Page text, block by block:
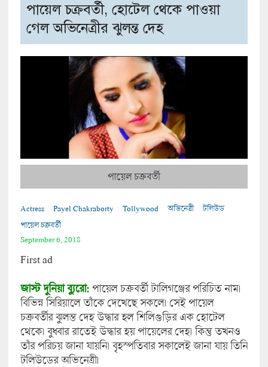
পায়েল চক্রবর্তী, হোটেল থেকে পাওয়া
গেল অভিনেত্রীর ঝুলন্ত দেহ
পায়েল চক্রবর্তী
Actress Payel Chakraborty Tollywood অভিনেত্রী
টলিউড
পায়েল চক্রবর্তী
September 6, 2018
First ad
জাস্ট দুনিয়া ব্যুরো: পায়েল চক্রবর্তী টালিগঞ্জের পরিচিত নাম।
বিভিন্ন সিরিয়ালে তাঁকে দেখেছে সকলে। সেই পায়েল
চক্রবর্তীর ঝুলন্ত দেহ উদ্ধার হল শিলিগুড়ির এক হোটেল
থেকে। বুধবার রাতেই উদ্ধার হয় পায়েলের দেহ। কিন্তু তখনও
তাঁর পরিচয় জানা যায়নি। বৃহস্পতিবার সকালেই জানা যায় তিনি
টলিউডের অভিনেত্রী।